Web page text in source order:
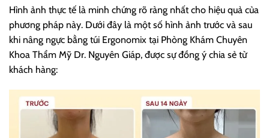
Hình ảnh thực tế là minh chứng rõ ràng nhất cho hiệu quả của
phương pháp này. Dưới đây là một số hình ảnh trước và sau
khi nâng ngực bằng túi Ergonomix tại Phòng Khám Chuyên
Khoa Thẩm Mỹ Dr. Nguyên Giáp, được sự đồng ý chia sẻ từ
khách hàng: